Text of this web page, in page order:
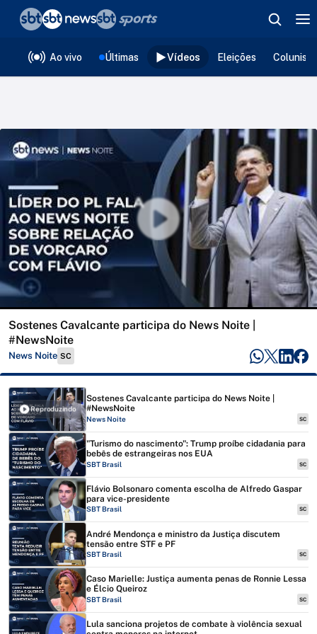
Ao vivo Últimas Vídeos Eleições
Sostenes Cavalcante participa do News Noite |
#NewsNoite
News Noite SC
Reproduzindo
Sostenes Cavalcante participa do News Noite |
#NewsNoite
News Noite SC
"Turismo do nascimento": Trump proíbe cidadania para
bebês de estrangeiras nos EUA
SBT Brasil SC
Flávio Bolsonaro comenta escolha de Alfredo Gaspar
para vice-presidente
SBT Brasil SC
André Mendonça e ministro da Justiça discutem
tensão entre STF e PF
SBT Brasil SC
Caso Marielle: Justiça aumenta penas de Ronnie Lessa
e Élcio Queiroz
SBT Brasil SC
Lula sanciona projetos de combate à violência sexual
❮voltar
Editorias